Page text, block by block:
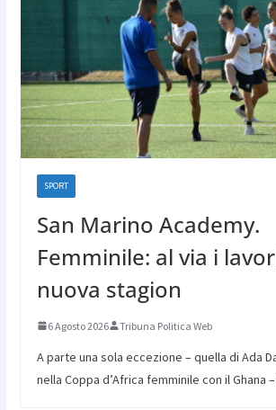
SPORT
San Marino Academy.
Femminile: al via i
nuova stagion
6 Agosto 2026 Tribuna Politica Web
A parte una sola eccezione – quella di Ada
nella Coppa d’Africa femminile con il Ghana